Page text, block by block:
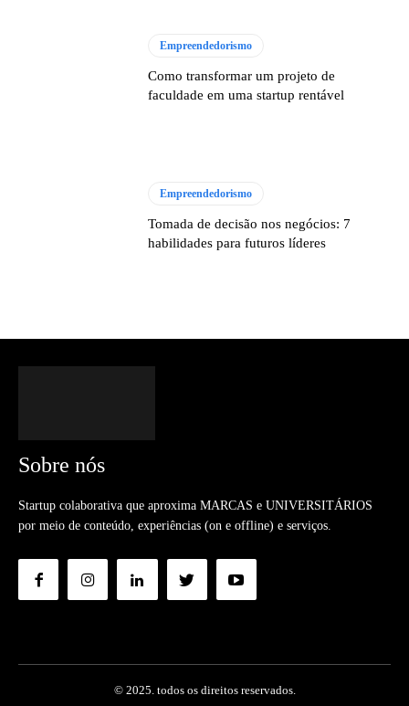
Empreendedorismo
Como transformar um projeto de
faculdade em uma startup rentável
Empreendedorismo
Tomada de decisão nos negócios: 7
habilidades para futuros líderes
Sobre nós
Startup colaborativa que aproxima MARCAS e UNIVERSITÁRIOS
por meio de conteúdo, experiências (on e offline) e serviços.
© 2025. todos os direitos reservados.